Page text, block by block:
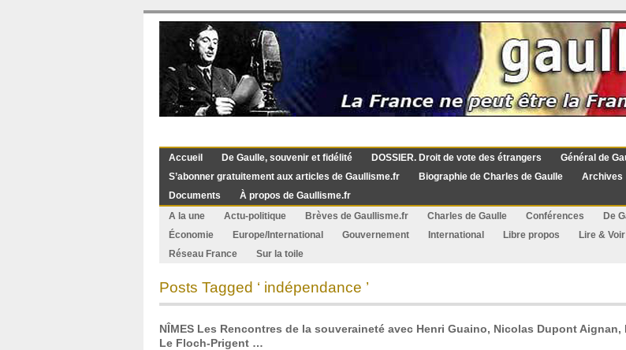
Accueil De Gaulle, souvenir et fidélité DOSSIER. Droit de vote des étrangers Général de
S’abonner gratuitement aux articles de Gaullisme.fr
Biographie de Charles de Gaulle Archives
Documents
À propos de Gaullisme.fr
A la une
Actu-politique Brèves de Gaullisme.fr Charles de Gaulle Conférences De
Économie
Europe/International Gouvernement International Libre propos Lire & Voir
Réseau France
Sur la toile
Posts Tagged ‘ indépendance ’
NÎMES Les Rencontres de la souveraineté avec Henri Guaino, Nicolas Dupont Aignan,
Le Floch-Prigent …